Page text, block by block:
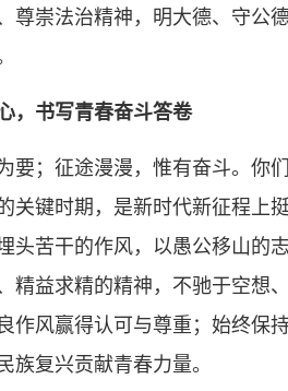
尊崇法治精神，明大德、守公
，书写青春奋斗答卷
要；征途漫漫，惟有奋斗。你
关键时期，是新时代新征程上
头苦干的作风，以愚公移山的
精益求精的精神，不驰于空想
作风赢得认可与尊重；始终保
族复兴贡献青春力量。